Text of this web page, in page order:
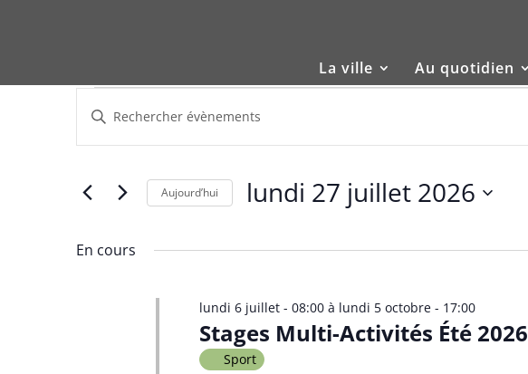
La ville Au quotidien
Évènements
for
lundi
27
juillet
2026
Recherche
et
navigation
vues
Évènements
Saisir
clé.
Évènements
clé.
Aujourd’hui lundi 27 juillet 2026
En cours
Stages Multi-Activités Été 2026
lundi 6 juillet - 08:00à lundi 5 octobre - 17:00
Sport